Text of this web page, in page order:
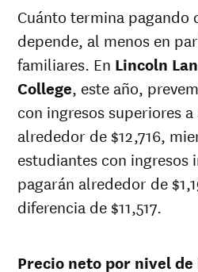
Year
state price
atLincoln
Community
College
sticker
price at
Lincoln
Land
Community
College
26-
27
$4,396 $24,348
25-
26
$4,287 $23,745
24- $4,181 $23,156
24
Cuánto termina pagando
depende, al menos en
familiares. En Lincoln
College, este año,
con ingresos superiores
alrededor de $12,716,
estudiantes con
pagarán alrededor de
diferencia de $11,517.
Precio neto por nivel